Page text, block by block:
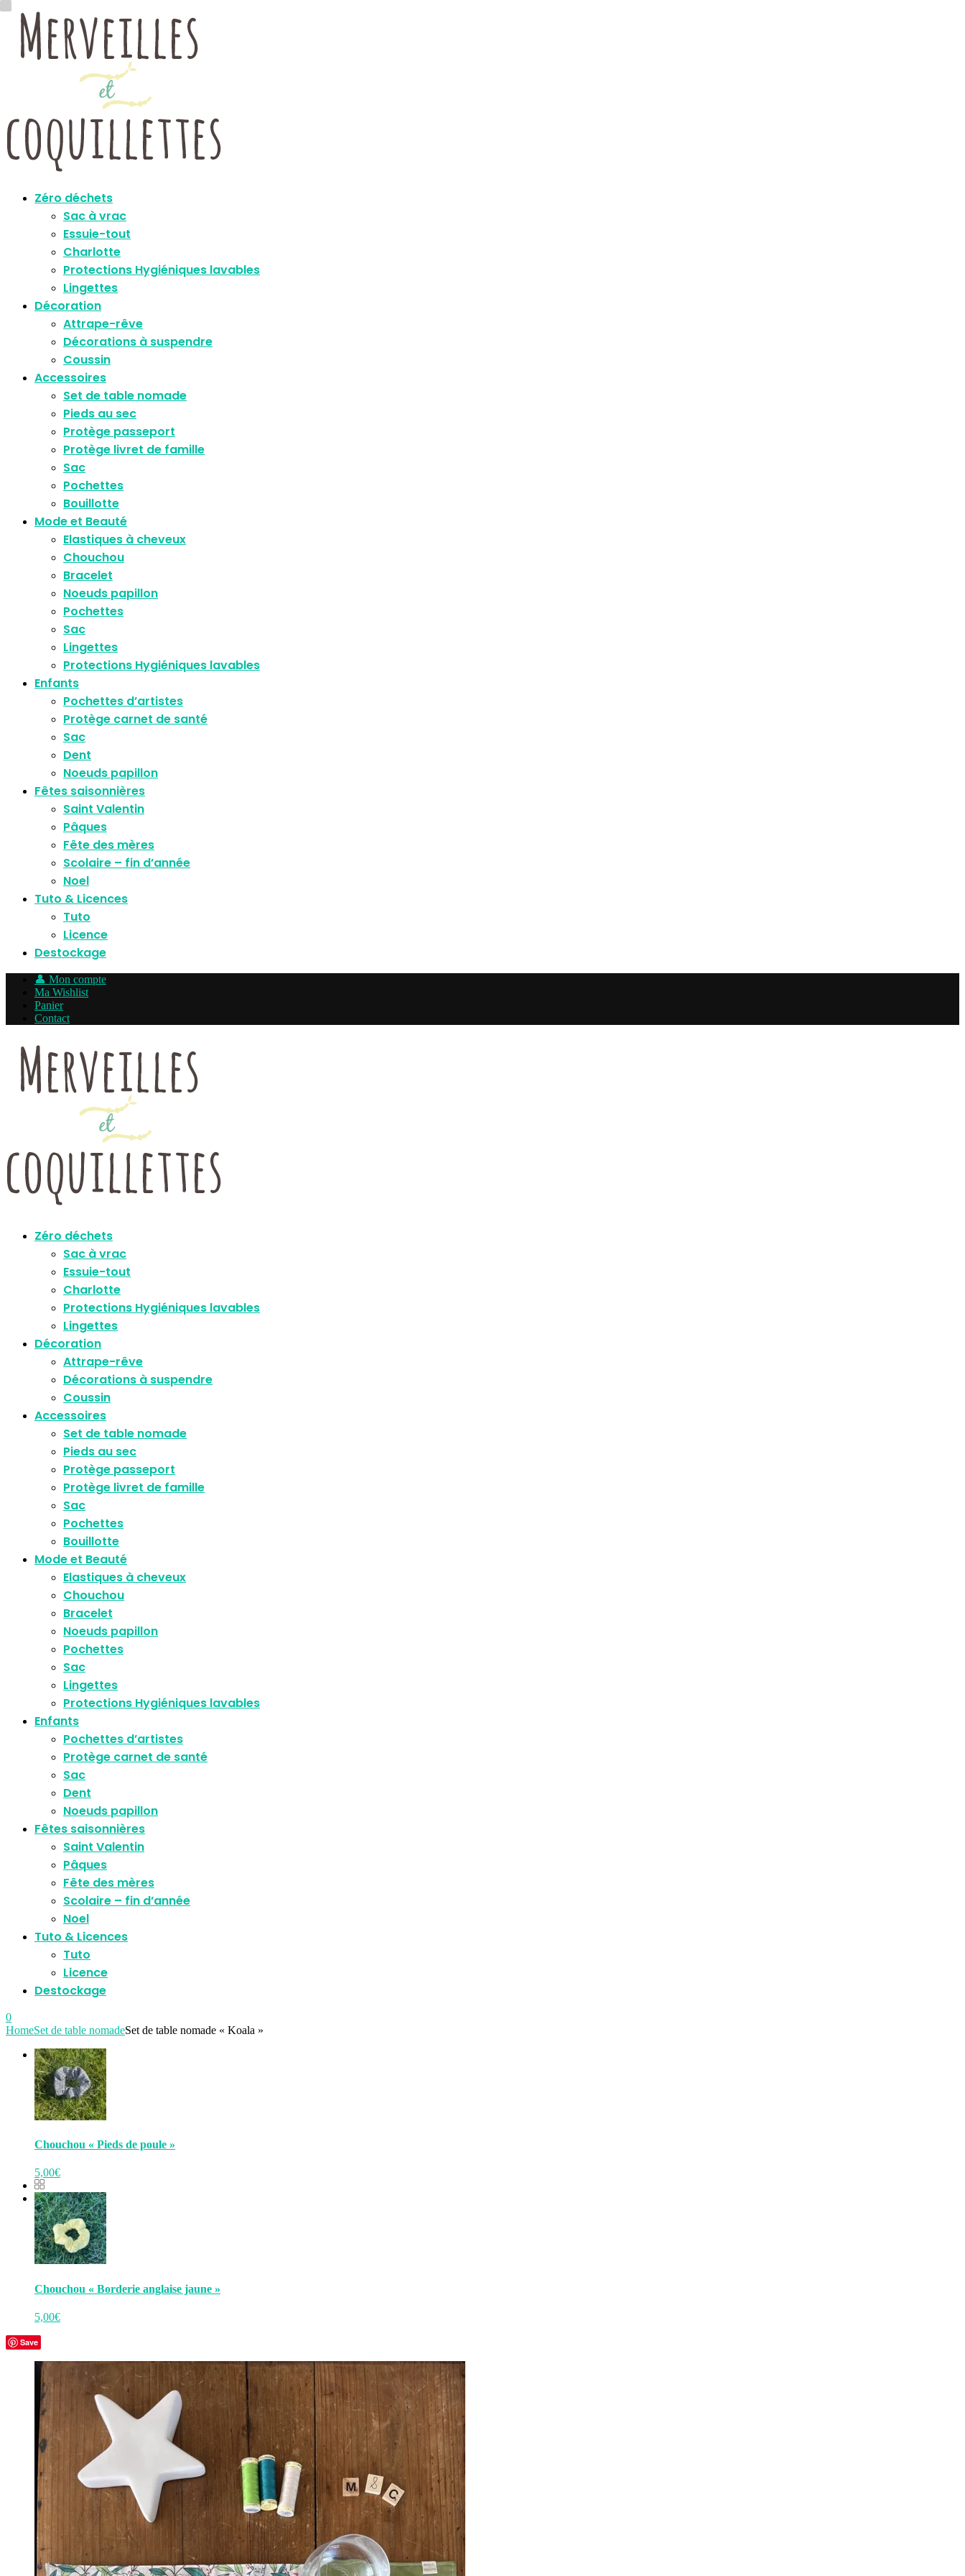
Zéro déchets
Sac à vrac
Essuie-tout
Charlotte
Protections Hygiéniques lavables
Lingettes
Décoration
Attrape-rêve
Décorations à suspendre
Coussin
Accessoires
Set de table nomade
Pieds au sec
Protège passeport
Protège livret de famille
Sac
Pochettes
Bouillotte
Mode et Beauté
Elastiques à cheveux
Chouchou
Bracelet
Noeuds papillon
Pochettes
Sac
Lingettes
Protections Hygiéniques lavables
Enfants
Pochettes d’artistes
Protège carnet de santé
Sac
Dent
Noeuds papillon
Fêtes saisonnières
Saint Valentin
Pâques
Fête des mères
Scolaire – fin d’année
Noel
Tuto & Licences
Tuto
Licence
Destockage
👤 Mon compte
Ma Wishlist
Panier
Contact
Zéro déchets
Sac à vrac
Essuie-tout
Charlotte
Protections Hygiéniques lavables
Lingettes
Décoration
Attrape-rêve
Décorations à suspendre
Coussin
Accessoires
Set de table nomade
Pieds au sec
Protège passeport
Protège livret de famille
Sac
Pochettes
Bouillotte
Mode et Beauté
Elastiques à cheveux
Chouchou
Bracelet
Noeuds papillon
Pochettes
Sac
Lingettes
Protections Hygiéniques lavables
Enfants
Pochettes d’artistes
Protège carnet de santé
Sac
Dent
Noeuds papillon
Fêtes saisonnières
Saint Valentin
Pâques
Fête des mères
Scolaire – fin d’année
Noel
Tuto & Licences
Tuto
Licence
Destockage
0
HomeSet de table nomadeSet de table nomade « Koala »
Chouchou « Pieds de poule »
5,00€
Chouchou « Borderie anglaise jaune »
5,00€
Save